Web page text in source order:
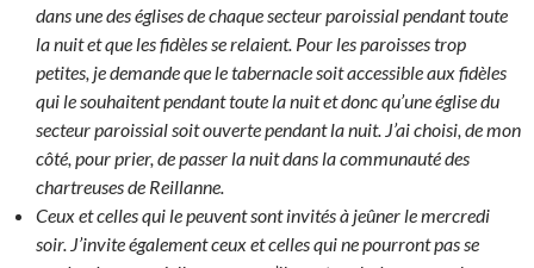
dans une des églises de chaque secteur paroissial pendant toute
la nuit et que les fidèles se relaient. Pour les paroisses trop
petites, je demande que le tabernacle soit accessible aux fidèles
qui le souhaitent pendant toute la nuit et donc qu’une église du
secteur paroissial soit ouverte pendant la nuit. J’ai choisi, de mon
côté, pour prier, de passer la nuit dans la communauté des
chartreuses de Reillanne.
Ceux et celles qui le peuvent sont invités à jeûner le mercredi
soir. J’invite également ceux et celles qui ne pourront pas se